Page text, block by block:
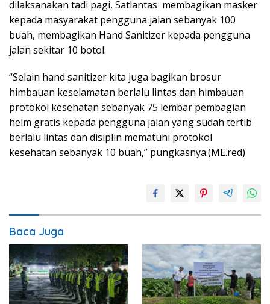
dilaksanakan tadi pagi, Satlantas membagikan masker
kepada masyarakat pengguna jalan sebanyak 100
buah, membagikan Hand Sanitizer kepada pengguna
jalan sekitar 10 botol.
“Selain hand sanitizer kita juga bagikan brosur
himbauan keselamatan berlalu lintas dan himbauan
protokol kesehatan sebanyak 75 lembar pembagian
helm gratis kepada pengguna jalan yang sudah tertib
berlalu lintas dan disiplin mematuhi protokol
kesehatan sebanyak 10 buah,” pungkasnya.(ME.red)
Baca Juga